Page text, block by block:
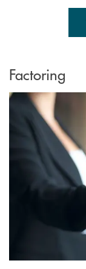
Factoring